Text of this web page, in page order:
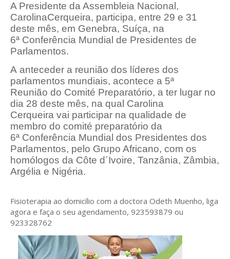
A Presidente da Assembleia Nacional,
CarolinaCerqueira, participa, entre 29 e 31
deste mês, em Genebra, Suíça, na
6ª Conferência Mundial de Presidentes de
Parlamentos.
A anteceder a reunião dos líderes dos
parlamentos mundiais, acontece a 5ª
Reunião do Comité Preparatório, a ter lugar no
dia 28 deste mês, na qual Carolina
Cerqueira vai participar na qualidade de
membro do comité preparatório da
6ª Conferência Mundial dos Presidentes dos
Parlamentos, pelo Grupo Africano, com os
homólogos da Côte d´Ivoire, Tanzânia, Zâmbia,
Argélia e Nigéria.
Fisioterapia ao domicílio com a doctora Odeth Muenho, liga
agora e faça o seu agendamento, 923593879 ou
923328762